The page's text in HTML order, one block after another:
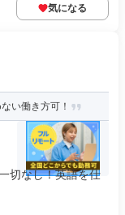
気になる
い働き方可！
切なし！英語を仕